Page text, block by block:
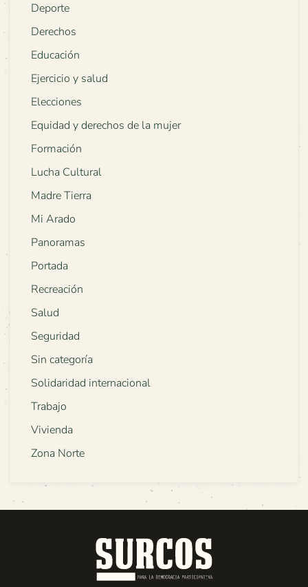
Deporte
Derechos
Educación
Ejercicio y salud
Elecciones
Equidad y derechos de la mujer
Formación
Lucha Cultural
Madre Tierra
Mi Arado
Panoramas
Portada
Recreación
Salud
Seguridad
Sin categoría
Solidaridad internacional
Trabajo
Vivienda
Zona Norte